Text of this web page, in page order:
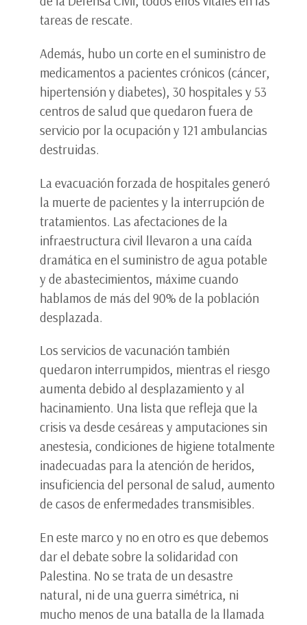
tareas de rescate.
Además, hubo un corte en el suministro de
medicamentos a pacientes crónicos (cáncer,
hipertensión y diabetes), 30 hospitales y 53
centros de salud que quedaron fuera de
servicio por la ocupación y 121 ambulancias
destruidas.
La evacuación forzada de hospitales generó
la muerte de pacientes y la interrupción de
tratamientos. Las afectaciones de la
infraestructura civil llevaron a una caída
dramática en el suministro de agua potable
y de abastecimientos, máxime cuando
hablamos de más del 90% de la población
desplazada.
Los servicios de vacunación también
quedaron interrumpidos, mientras el riesgo
aumenta debido al desplazamiento y al
hacinamiento. Una lista que refleja que la
crisis va desde cesáreas y amputaciones sin
anestesia, condiciones de higiene totalmente
inadecuadas para la atención de heridos,
insuficiencia del personal de salud, aumento
de casos de enfermedades transmisibles.
En este marco y no en otro es que debemos
dar el debate sobre la solidaridad con
Palestina. No se trata de un desastre
natural, ni de una guerra simétrica, ni
mucho menos de una batalla de la llamada